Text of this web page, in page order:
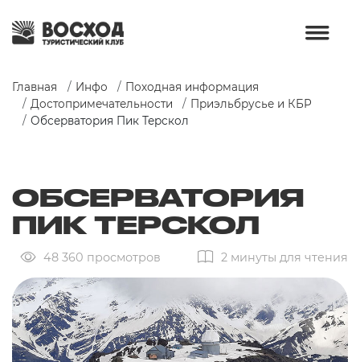
Главная Инфо
Походная информация
Достопримечательности
Приэльбрусье и КБР
Обсерватория Пик Терскол
ОБСЕРВАТОРИЯ
ПИК ТЕРСКОЛ
48 360 просмотров 2 минуты для чтения